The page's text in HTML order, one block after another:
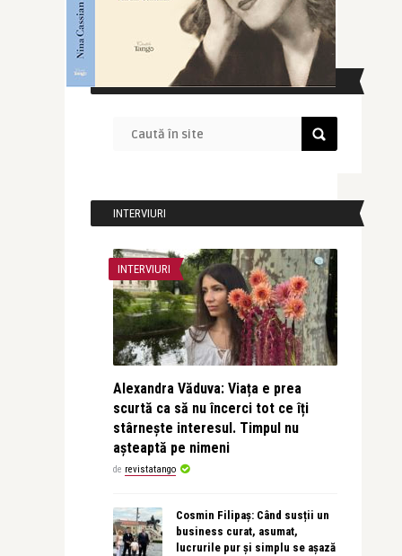
CAUTĂ ÎN SITE
INTERVIURI
INTERVIURI
Alexandra Văduva: Viața e prea
scurtă ca să nu încerci tot ce îți
stârnește interesul. Timpul nu
așteaptă pe nimeni
de revistatango
Cosmin Filipaș: Când susții un
business curat, asumat,
lucrurile pur și simplu se așază